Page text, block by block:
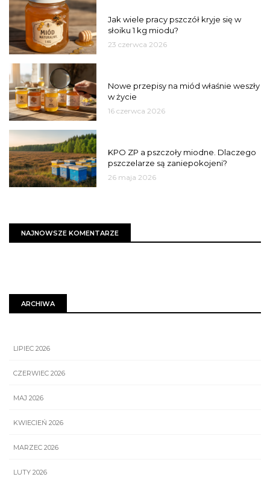
Jak wiele pracy pszczół kryje się w
słoiku 1 kg miodu?
23 czerwca 2026
Nowe przepisy na miód właśnie weszły
w życie
16 czerwca 2026
KPO ZP a pszczoły miodne. Dlaczego
pszczelarze są zaniepokojeni?
26 maja 2026
NAJNOWSZE KOMENTARZE
ARCHIWA
LIPIEC 2026
CZERWIEC 2026
MAJ 2026
KWIECIEŃ 2026
MARZEC 2026
LUTY 2026